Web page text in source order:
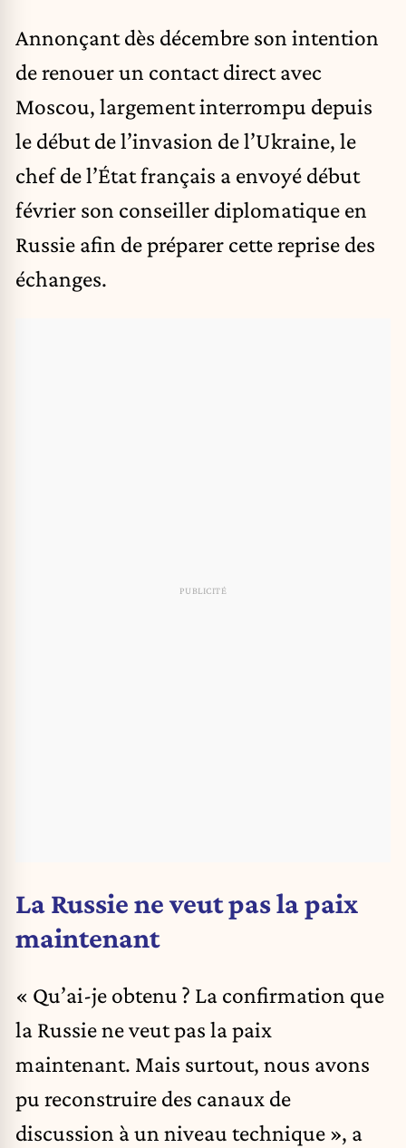
Annonçant dès décembre son intention
de renouer un contact direct avec
Moscou, largement interrompu depuis
le début de l’invasion de l’Ukraine, le
chef de l’État français a envoyé début
février son conseiller diplomatique en
Russie afin de préparer cette reprise des
échanges.
La Russie ne veut pas la paix
maintenant
« Qu’ai-je obtenu ? La confirmation que
la Russie ne veut pas la paix
maintenant. Mais surtout, nous avons
pu reconstruire des canaux de
discussion à un niveau technique », a